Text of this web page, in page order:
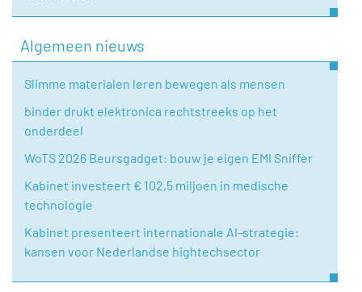
Algemeen nieuws
Slimme materialen leren bewegen als mensen
binder drukt elektronica rechtstreeks op het
onderdeel
WoTS 2026 Beursgadget: bouw je eigen EMI Sniffer
Kabinet investeert € 102,5 miljoen in medische
technologie
Kabinet presenteert internationale AI-strategie:
kansen voor Nederlandse hightechsector